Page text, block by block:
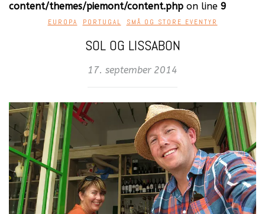
content/themes/piemont/content.php on line 9
EUROPA PORTUGAL SMÅ OG STORE EVENTYR
SOL OG LISSABON
17. september 2014